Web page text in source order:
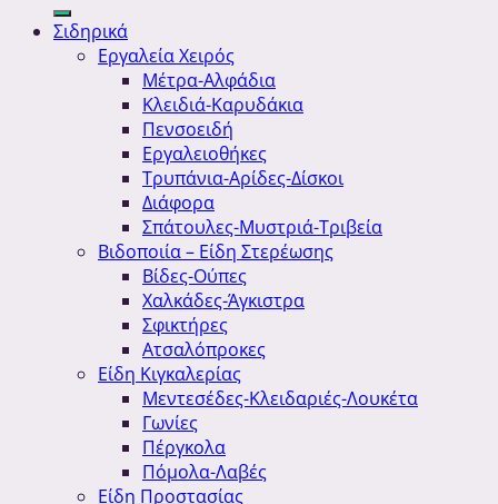
Σιδηρικά
Εργαλεία Χειρός
Μέτρα-Αλφάδια
Κλειδιά-Καρυδάκια
Πενσοειδή
Εργαλειοθήκες
Τρυπάνια-Αρίδες-Δίσκοι
Διάφορα
Σπάτουλες-Μυστριά-Τριβεία
Βιδοποιία – Είδη Στερέωσης
Βίδες-Ούπες
Χαλκάδες-Άγκιστρα
Σφικτήρες
Ατσαλόπροκες
Είδη Κιγκαλερίας
Μεντεσέδες-Κλειδαριές-Λουκέτα
Γωνίες
Πέργκολα
Πόμολα-Λαβές
Είδη Προστασίας